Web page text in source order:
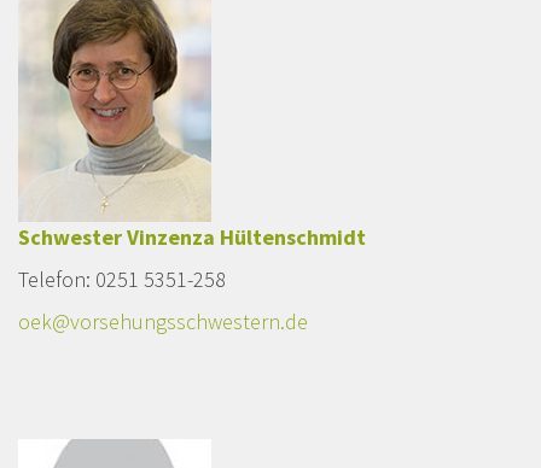
Schwester Vinzenza Hültenschmidt
Telefon: 0251 5351-258
oek@vorsehungsschwestern.de